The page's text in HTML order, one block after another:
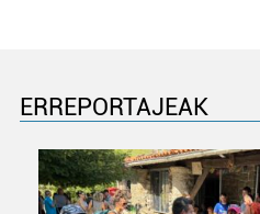
ERREPORTAJEAK